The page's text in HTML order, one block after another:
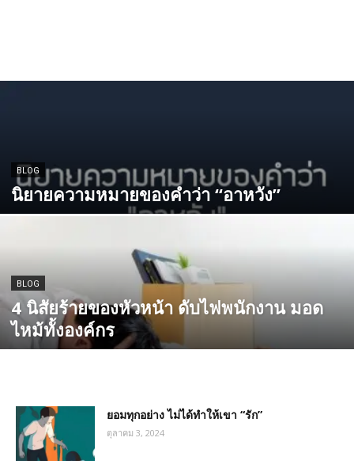
BLOG
นิยายความหมายของคำว่า “อาหวัง”
BLOG
4 นิสัยร้ายของหัวหน้า ดับไฟพนักงาน มอด
ไหม้ทั้งองค์กร
ยอมทุกอย่าง ไม่ได้ทำให้เขา “รัก”
ตุลาคม 3, 2024